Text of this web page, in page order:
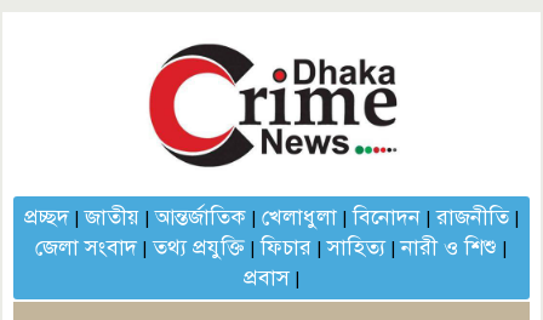
প্রচ্ছদ|জাতীয়|আন্তর্জাতিক| খেলাধুলা|বিনোদন|রাজনীতি|
জেলা সংবাদ|তথ্য প্রযুক্তি |ফিচার |সাহিত্য|নারী ও শিশু |
প্রবাস|